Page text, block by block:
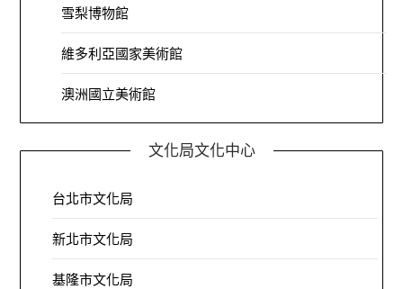
雪梨博物館
維多利亞國家美術館
澳洲國立美術館
文化局文化中心
台北市文化局
新北市文化局
基隆市文化局